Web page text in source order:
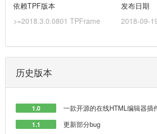
依赖TPF版本
>=2018.3.0.0801 TPFrame
发布日期
2018-09-
历史版本
1.0 一款开源的在线HTML编辑器插
1.1 更新部分bug